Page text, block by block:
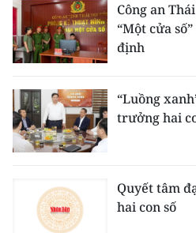
Media Giáo dục
Media Y tế
Media Khoa học - Công
Media Môi trường
Infographic
Công an
“Một cửa
định
“Luồng
trưởng hai
Quyết tâm
hai con số